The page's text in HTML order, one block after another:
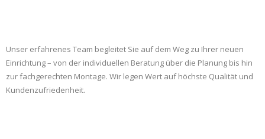
Unser erfahrenes Team begleitet Sie auf dem Weg zu Ihrer neuen
Einrichtung – von der individuellen Beratung über die Planung bis hin
zur fachgerechten Montage. Wir legen Wert auf höchste Qualität und
Kundenzufriedenheit.